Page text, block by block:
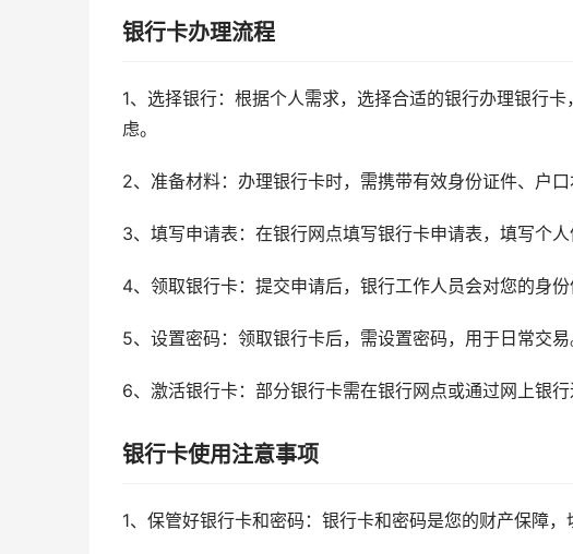
银行卡办理流程
1、选择银行：根据个人需求，选择合适的银行办理银行
虑。
2、准备材料：办理银行卡时，需携带有效身份证件、户口
3、填写申请表：在银行网点填写银行卡申请表，填写个人
4、领取银行卡：提交申请后，银行工作人员会对您的身
5、设置密码：领取银行卡后，需设置密码，用于日常交易
6、激活银行卡：部分银行卡需在银行网点或通过网上银行
银行卡使用注意事项
1、保管好银行卡和密码：银行卡和密码是您的财产保障，